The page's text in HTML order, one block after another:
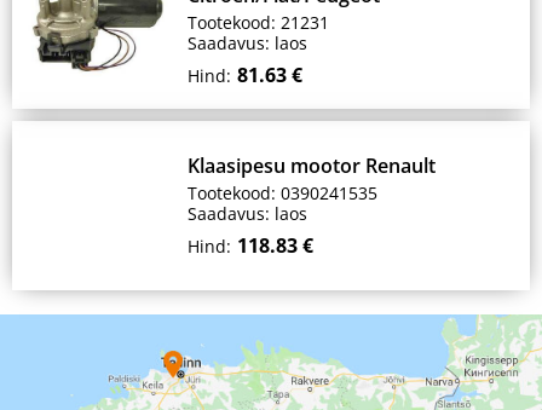
Tootekood: 21231
Saadavus: laos
Hind: 81.63 €
Klaasipesu mootor Renault
Tootekood: 0390241535
Saadavus: laos
Hind: 118.83 €